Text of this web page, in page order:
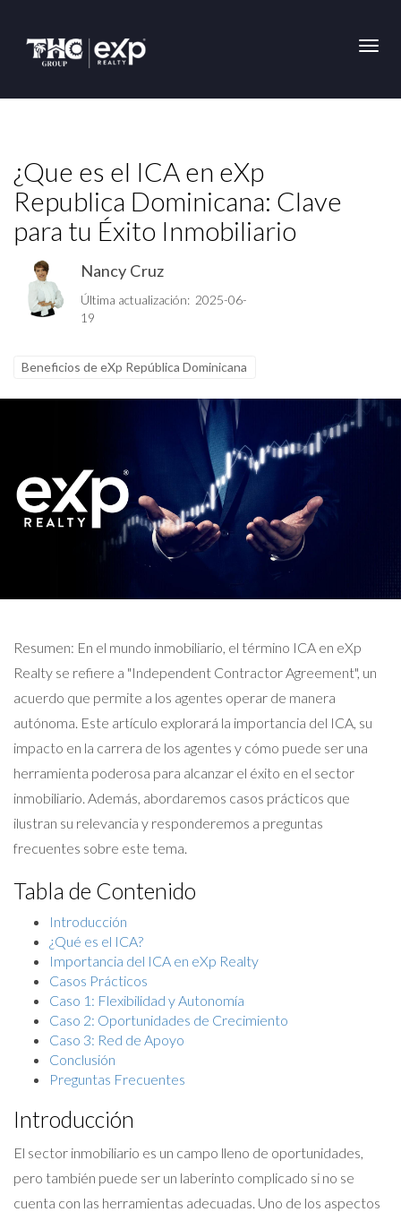
¿Que es el ICA en eXp
Republica Dominicana: Clave
para tu Éxito Inmobiliario
Nancy Cruz
Última actualización: 2025-06-
19
Beneficios de eXp República Dominicana
Resumen: En el mundo inmobiliario, el término ICA en eXp
Realty se refiere a "Independent Contractor Agreement", un
acuerdo que permite a los agentes operar de manera
autónoma. Este artículo explorará la importancia del ICA, su
impacto en la carrera de los agentes y cómo puede ser una
herramienta poderosa para alcanzar el éxito en el sector
inmobiliario. Además, abordaremos casos prácticos que
ilustran su relevancia y responderemos a preguntas
frecuentes sobre este tema.
Tabla de Contenido
Introducción
¿Qué es el ICA?
Importancia del ICA en eXp Realty
Casos Prácticos
Caso 1: Flexibilidad y Autonomía
Caso 2: Oportunidades de Crecimiento
Caso 3: Red de Apoyo
Conclusión
Preguntas Frecuentes
Introducción
El sector inmobiliario es un campo lleno de oportunidades,
pero también puede ser un laberinto complicado si no se
cuenta con las herramientas adecuadas. Uno de los aspectos